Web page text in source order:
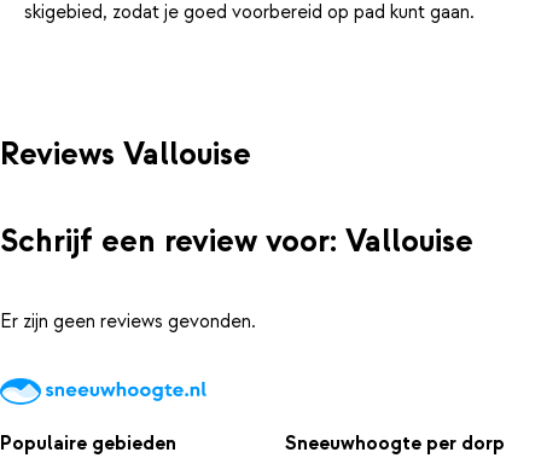
skigebied, zodat je goed voorbereid op pad kunt gaan.
Reviews Vallouise
Schrijf een review voor: Vallouise
Er zijn geen reviews gevonden.
Populaire gebieden Sneeuwhoogte per dorp